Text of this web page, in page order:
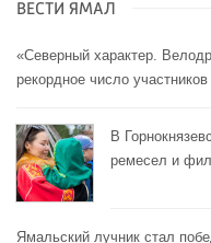
ВЕСТИ ЯМАЛ
«Северный характер.
рекордное число участников
В
ремесел и
Ямальский лучник стал